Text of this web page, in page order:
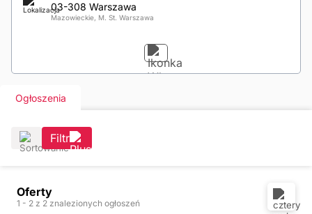
03-308 Warszawa
Mazowieckie, M. St. Warszawa
Ogłoszenia
Filtr
Oferty
1 - 2 z 2 znalezionych ogłoszeń